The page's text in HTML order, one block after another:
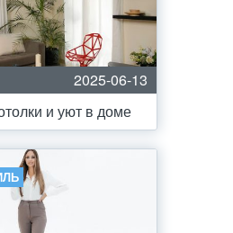
2025-06-13
и уют в доме